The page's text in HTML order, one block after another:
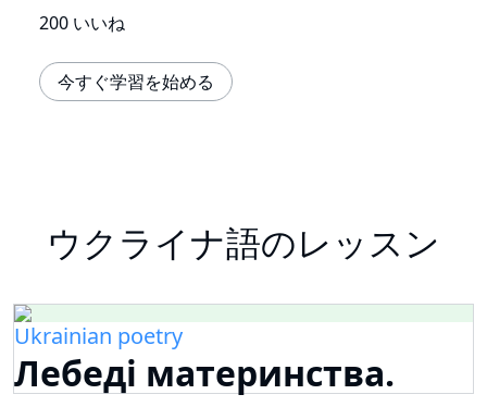
200 いいね
今すぐ学習を始める
ウクライナ語のレッスン
Ukrainian poetry
Лебеді материнства.